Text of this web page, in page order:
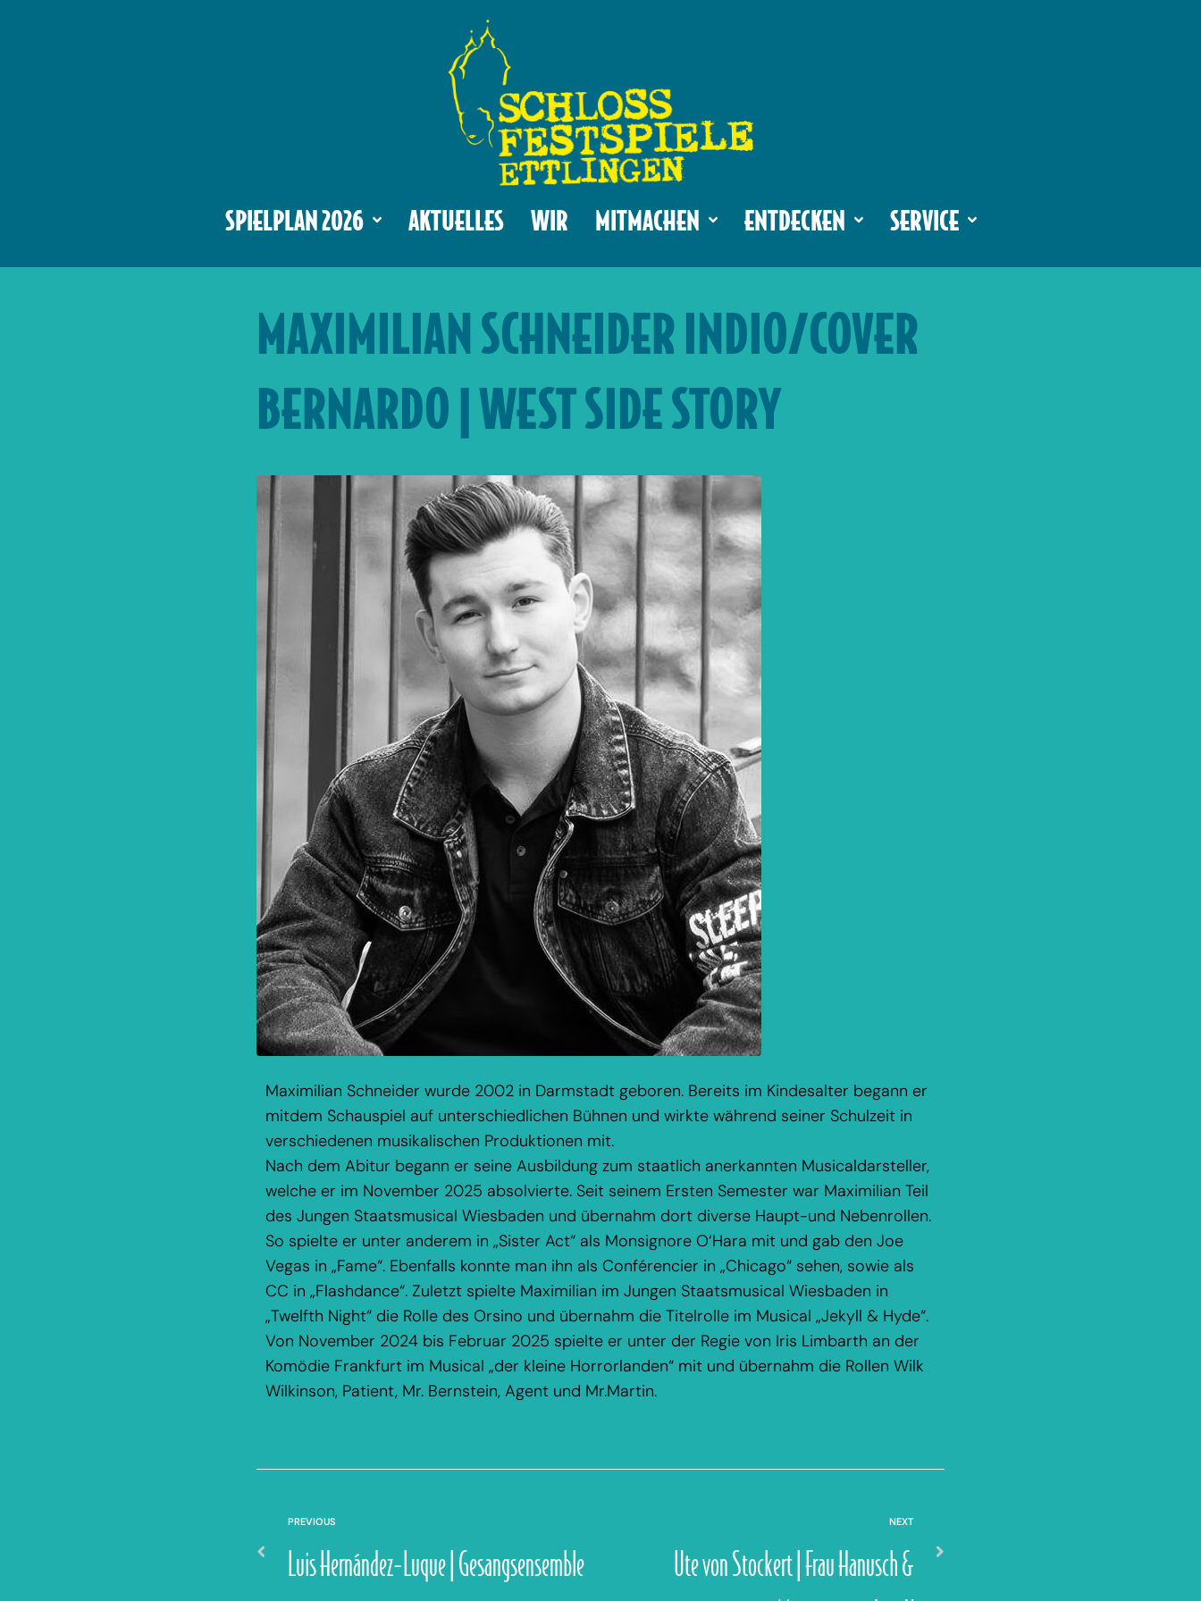
SPIELPLAN 2026 AKTUELLES WIR MITMACHEN ENTDECKEN SERVICE
MAXIMILIAN SCHNEIDER INDIO/COVER
BERNARDO | WEST SIDE STORY
Maximilian Schneider wurde 2002 in Darmstadt geboren. Bereits im Kindesalter begann er
mitdem Schauspiel auf unterschiedlichen Bühnen und wirkte während seiner Schulzeit in
verschiedenen musikalischen Produktionen mit.
Nach dem Abitur begann er seine Ausbildung zum staatlich anerkannten Musicaldarsteller,
welche er im November 2025 absolvierte. Seit seinem Ersten Semester war Maximilian Teil
des Jungen Staatsmusical Wiesbaden und übernahm dort diverse Haupt-und Nebenrollen.
So spielte er unter anderem in „Sister Act“ als Monsignore O‘Hara mit und gab den Joe
Vegas in „Fame“. Ebenfalls konnte man ihn als Conférencier in „Chicago“ sehen, sowie als
CC in „Flashdance“. Zuletzt spielte Maximilian im Jungen Staatsmusical Wiesbaden in
„Twelfth Night“ die Rolle des Orsino und übernahm die Titelrolle im Musical „Jekyll & Hyde“.
Von November 2024 bis Februar 2025 spielte er unter der Regie von Iris Limbarth an der
Komödie Frankfurt im Musical „der kleine Horrorlanden“ mit und übernahm die Rollen Wilk
Wilkinson, Patient, Mr. Bernstein, Agent und Mr.Martin.
PREVIOUS
Luis Hernández-Luque | Gesangsensemble
NEXT
Ute von Stockert | Frau Hanusch &